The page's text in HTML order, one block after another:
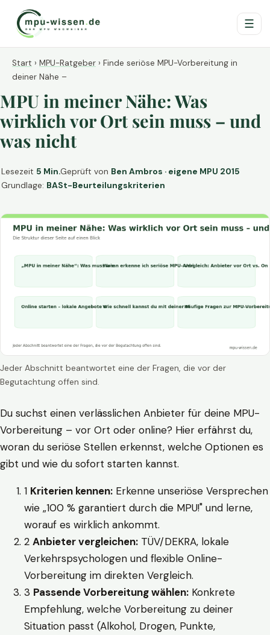
☰
Start › MPU-Ratgeber › Finde seriöse MPU-Vorbereitung in
deiner Nähe –
MPU in meiner Nähe: Was
wirklich vor Ort sein muss – und
was nicht
Lesezeit 5 Min.Geprüft von Ben Ambros · eigene MPU 2015
Grundlage: BASt-Beurteilungskriterien
Jeder Abschnitt beantwortet eine der Fragen, die vor der
Begutachtung offen sind.
Du suchst einen verlässlichen Anbieter für deine MPU-
Vorbereitung – vor Ort oder online? Hier erfährst du,
woran du seriöse Stellen erkennst, welche Optionen es
gibt und wie du sofort starten kannst.
1 Kriterien kennen: Erkenne unseriöse Versprechen
wie „100 % garantiert durch die MPU!" und lerne,
worauf es wirklich ankommt.
2 Anbieter vergleichen: TÜV/DEKRA, lokale
Verkehrspsychologen und flexible Online-
Vorbereitung im direkten Vergleich.
3 Passende Vorbereitung wählen: Konkrete
Empfehlung, welche Vorbereitung zu deiner
Situation passt (Alkohol, Drogen, Punkte,